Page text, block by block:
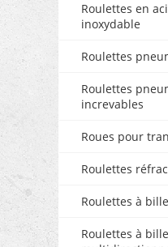
Roulettes en
inoxydable
Roulettes
Roulettes
increvables
Roues pour
Roulettes
Roulettes à
Roulettes à